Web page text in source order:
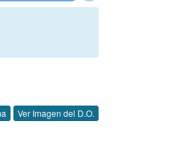
Ver Imagen del D.O.